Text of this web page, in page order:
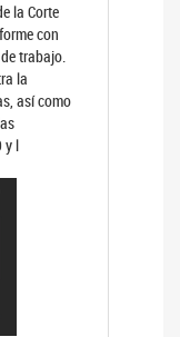
la Corte
con
trabajo.
la
así como
y l